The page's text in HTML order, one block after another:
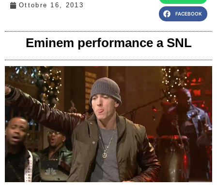
Ottobre 16, 2013
FACEBOOK
Eminem performance a SNL